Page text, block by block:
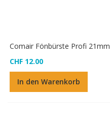
Comair Fönbürste Profi 21mm
CHF 12.00
In den Warenkorb